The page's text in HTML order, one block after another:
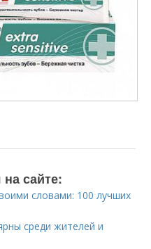
сайте:
словами: 100 лучших
среди жителей и